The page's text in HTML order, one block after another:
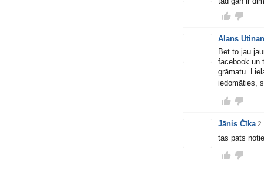
Alans
Bet to jau
facebook un
grāmatu.
iedomāties,
Jānis Čīka
tas pats